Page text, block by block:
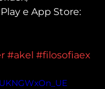
e App Store:
#akel #filosofiaex